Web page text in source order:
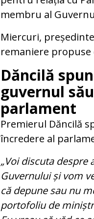
membru al
Miercuri,
remaniere propuse
Dăncilă
guvernul
parlament
Premierul Dăncilă
încredere al
„Voi discuta despre
Guvernului și vom
că depune sau nu
portofoliu de